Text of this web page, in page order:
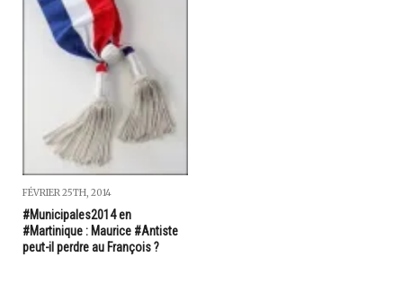
FÉVRIER 25TH, 2014
#Municipales2014 en
#Martinique : Maurice #Antiste
peut-il perdre au François ?